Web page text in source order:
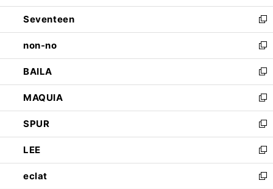
開
く
ウ
で
開
く
ン
ド
ウ
で
開
く
Seventeen
新
し
い
ウ
ィ
ン
ド
ウ
で
開
く
non-no
新
し
い
ウ
ィ
ン
ド
ウ
で
開
く
BAILA
新
し
い
ウ
ィ
ン
ド
ウ
で
MAQUIA
新
し
い
ウ
ィ
ン
ド
SPUR
新
し
い
ウ
ィ
LEE
新
し
い
eclat
新